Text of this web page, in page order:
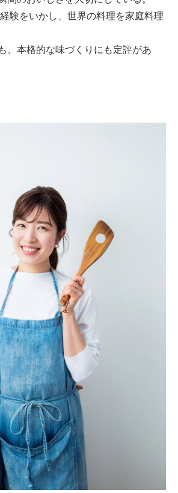
験をいかし、世界の料理を家庭料理
、本格的な味づくりにも定評があ